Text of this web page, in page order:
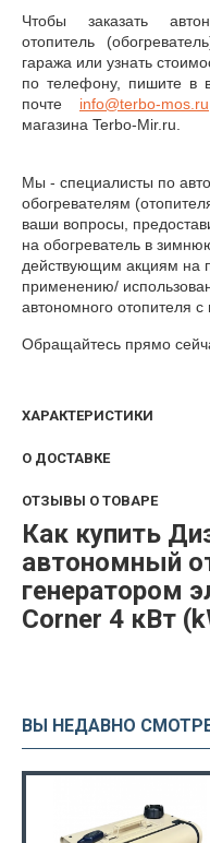
Чтобы заказать
отопитель
гаража или узнать
по телефону, пишите в
почте info@terbo-mos ru
магазина Terbo-Mir.ru.
Мы - специалисты по
обогревателям
ваши вопросы,
на обогреватель в
действующим акциям на
применению/
автономного отопителя с
Обращайтесь прямо
ХАРАКТЕРИСТИКИ
О ДОСТАВКЕ
ОТЗЫВЫ О ТОВАРЕ
Как купить
автономный
генератором
Corner 4 кВт
ВЫ НЕДАВНО